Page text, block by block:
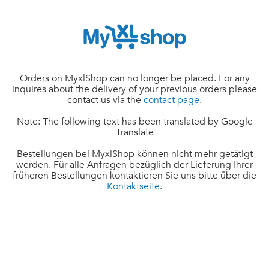
Orders on MyxlShop can no longer be placed. For any
inquires about the delivery of your previous orders please
contact us via the contact page.
Note: The following text has been translated by Google
Translate
Bestellungen bei MyxlShop können nicht mehr getätigt
werden. Für alle Anfragen bezüglich der Lieferung Ihrer
früheren Bestellungen kontaktieren Sie uns bitte über die
Kontaktseite.